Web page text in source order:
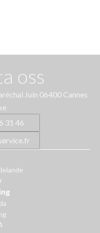
oss
Juin 06400 Cannes
31 46